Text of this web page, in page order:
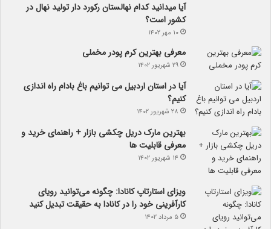
آیا می­دانید کدام نهالستان رکورد دار تولید نهال­ در
کشور است؟
۱۰ مهر ۱۴۰۲
معرفی بهترین کرم پودر مخملی
۲۹ شهریور ۱۴۰۲
آیا در استان اردبیل می توانیم باغ بادام راه اندازی
کنیم؟
۲۸ شهریور ۱۴۰۲
بهترین مارک دریل چکشی بازار + راهنمای خرید و
معرفی قابلیت ها
۱۴ شهریور ۱۴۰۲
ویزای استارتاپ کانادا: چگونه می‌توانید رویای
کارآفرینی خود را در کانادا به حقیقت تبدیل کنید
۵ مرداد ۱۴۰۲